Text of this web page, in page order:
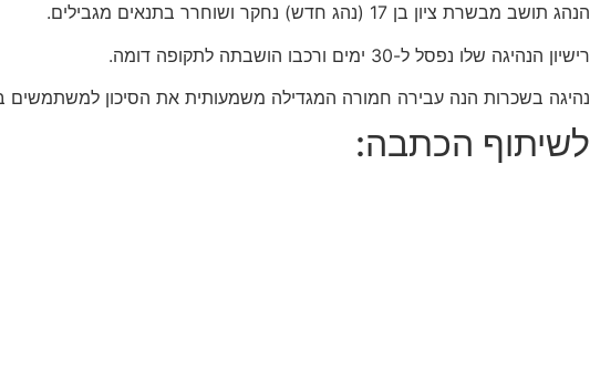
הנהג תושב מבשרת ציון בן 17 (נהג חדש) נחקר ושוחרר בתנאים מגבילים.
רישיון הנהיגה שלו נפסל ל-30 ימים ורכבו הושבתה לתקופה דומה.
נהיגה בשכרות הנה עבירה חמורה המגדילה משמעותית את הסיכון למשתמשים
לשיתוף הכתבה: